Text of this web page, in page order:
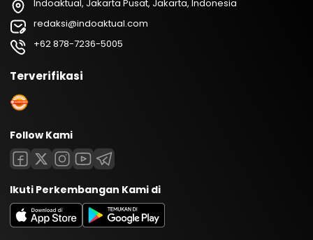
Indoaktual, Jakarta Pusat, Jakarta, Indonesia
redaksi@indoaktual.com
+62 878-7236-5005
Terverifikasi
Follow Kami
Ikuti Perkembangan Kami di